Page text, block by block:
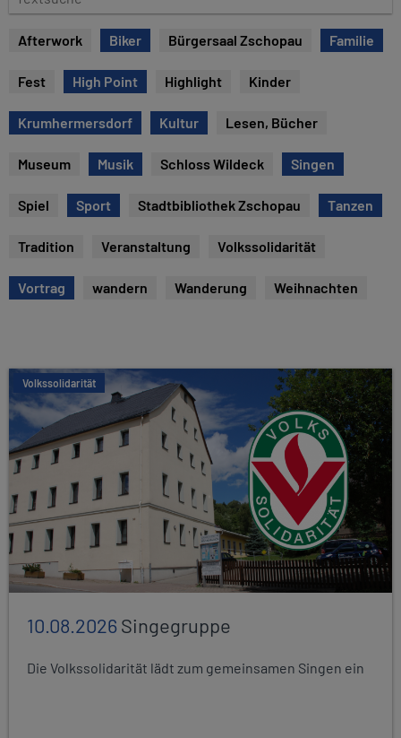
e
c
Afterwork Biker Bürgersaal Zschopau Familie
Fest High Point Highlight Kinder
Krumhermersdorf Kultur Lesen, Bücher
Museum Musik Schloss Wildeck Singen
Spiel Sport Stadtbibliothek Zschopau Tanzen
Tradition Veranstaltung Volkssolidarität
Vortrag wandern Wanderung Weihnachten
Volkssolidarität
10.08.2026Singegruppe
Die Volkssolidarität lädt zum gemeinsamen Singen ein